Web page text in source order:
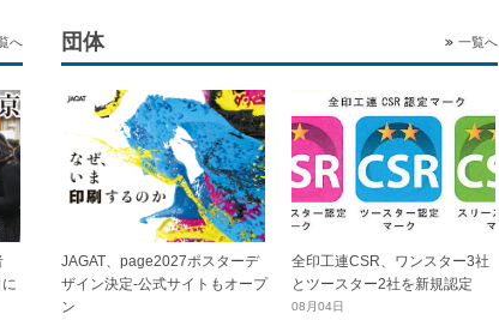
へ 団体 一覧へ
JAGAT、page2027ポスターデ
ザイン決定-公式サイトもオープ
ン
全印工連CSR、ワンスター3社
とツースター2社を新規認定
08月04日